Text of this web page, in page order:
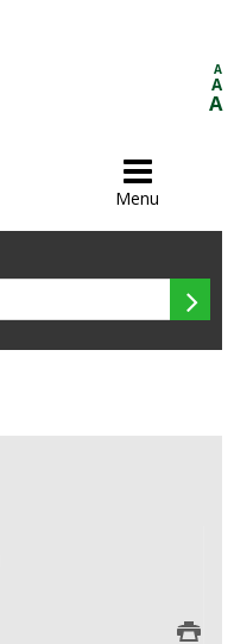
A
A
A

Menu
